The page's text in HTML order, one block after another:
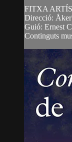
FITXA
Direcció:
Guió: Ernest
Continguts